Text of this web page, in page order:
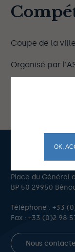
Coupe de la
Organisé par
Place du Général
BP 50 29950
Téléphone :+33
Fax : +33 (0)2 98
Nous
OK,